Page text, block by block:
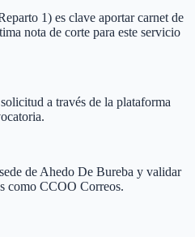
1) es clave aportar carnet de
nota de corte para este servicio
a través de la plataforma
de Ahedo De Bureba y validar
como CCOO Correos.